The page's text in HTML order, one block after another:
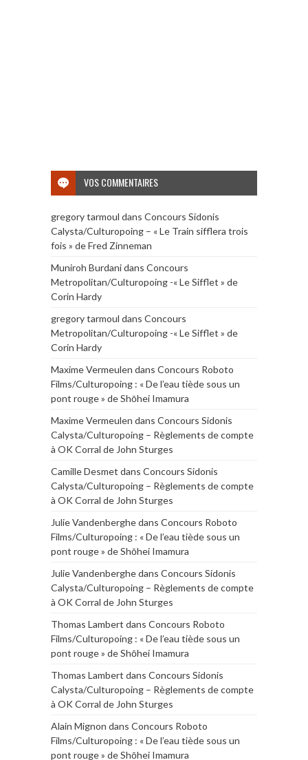
VOS COMMENTAIRES
gregory tarmoul dans Concours Sidonis
Calysta/Culturopoing – « Le Train sifflera trois
fois » de Fred Zinneman
Muniroh Burdanidans Concours
Metropolitan/Culturopoing -« Le Sifflet » de
Corin Hardy
gregory tarmoul dans Concours
Metropolitan/Culturopoing -« Le Sifflet » de
Corin Hardy
Maxime Vermeulen dans Concours Roboto
Films/Culturopoing : « De l’eau tiède sous un
pont rouge » de Shōhei Imamura
Maxime Vermeulen dans Concours Sidonis
Calysta/Culturopoing – Règlements de compte
à OK Corral de John Sturges
Camille Desmet dans Concours Sidonis
Calysta/Culturopoing – Règlements de compte
à OK Corral de John Sturges
Julie Vandenberghedans Concours Roboto
Films/Culturopoing : « De l’eau tiède sous un
pont rouge » de Shōhei Imamura
Julie Vandenberghedans Concours Sidonis
Calysta/Culturopoing – Règlements de compte
à OK Corral de John Sturges
Thomas Lambert dans Concours Roboto
Films/Culturopoing : « De l’eau tiède sous un
pont rouge » de Shōhei Imamura
Thomas Lambert dans Concours Sidonis
Calysta/Culturopoing – Règlements de compte
à OK Corral de John Sturges
Alain Mignon dans Concours Roboto
Films/Culturopoing : « De l’eau tiède sous un
pont rouge » de Shōhei Imamura